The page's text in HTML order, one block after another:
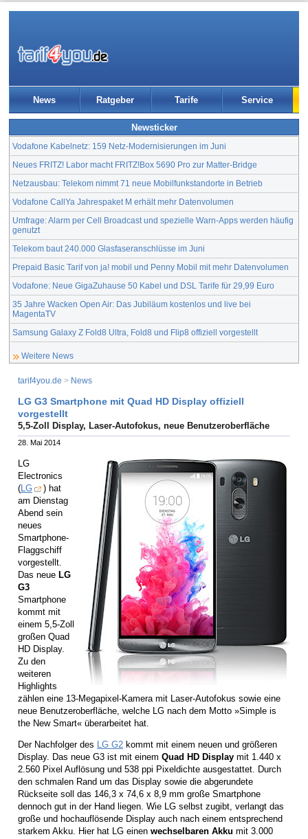
News Ratgeber Tarife Service
Newsticker
Vodafone Kabelnetz: 159 Netz-Modernisierungen im Juni
Neues FRITZ! Labor macht FRITZ!Box 5690 Pro zur Matter-Bridge
Netzausbau: Telekom nimmt 71 neue Mobilfunkstandorte in Betrieb
Vodafone CallYa Jahrespaket M erhält mehr Datenvolumen
Umfrage: Alarm per Cell Broadcast und spezielle Warn-Apps werden häufig
genutzt
Telekom baut 240.000 Glasfaseranschlüsse im Juni
Prepaid Basic Tarif von ja! mobil und Penny Mobil mit mehr Datenvolumen
Vodafone: Neue GigaZuhause 50 Kabel und DSL Tarife für 29,99 Euro
35 Jahre Wacken Open Air: Das Jubiläum kostenlos und live bei
MagentaTV
Samsung Galaxy Z Fold8 Ultra, Fold8 und Flip8 offiziell vorgestellt
Weitere News
tarif4you.de > News
LG G3 Smartphone mit Quad HD Display offiziell
vorgestellt
5,5-Zoll Display, Laser-Autofokus, neue Benutzeroberfläche
28. Mai 2014
LG
Electronics
( LG
) hat
am Dienstag
Abend sein
neues
Smartphone-
Flaggschiff
vorgestellt.
Das neue LG
G3
Smartphone
kommt mit
einem 5,5-Zoll
großen Quad
HD Display.
Zu den
weiteren
Highlights
zählen eine 13-Megapixel-Kamera mit Laser-Autofokus sowie eine
neue Benutzeroberfläche, welche LG nach dem Motto »Simple is
the New Smart« überarbeitet hat.
Der Nachfolger des LG G2 kommt mit einem neuen und größeren
Display. Das neue G3 ist mit einem Quad HD Display mit 1.440 x
2.560 Pixel Auflösung und 538 ppi Pixeldichte ausgestattet. Durch
den schmalen Rand um das Display sowie die abgerundete
Rückseite soll das 146,3 x 74,6 x 8,9 mm große Smartphone
dennoch gut in der Hand liegen. Wie LG selbst zugibt, verlangt das
große und hochauflösende Display auch nach einem entsprechend
starkem Akku. Hier hat LG einen wechselbaren Akku mit 3.000